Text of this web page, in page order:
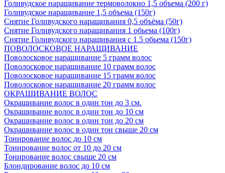
Голивудское наращивание термоволокно 1,5 объема (200 г)
Голивудское наращивание 1,5 объема (150г)
Снятие Голивудского наращивания 0,5 объёма (50г)
Снятие Голивудского наращивания 1 обьема (100г)
Снятие Голивудского наращивания с 1.5 обьема (150г)
ПОВОЛОСКОВОЕ НАРАЩИВАНИЕ
Поволосковое наращивание 5 грамм волос
Поволосковое наращивание 10 грамм волос
Поволосковое наращивание 15 грамм волос
Поволосковое наращивание 20 грамм волос
ОКРАШИВАНИЕ ВОЛОС
Окрашивание волос в один тон до 3 см.
Окрашивание волос в один тон до 10 см
Окрашивание волос в один тон до 20 см
Окрашивание волос в один тон свыше 20 см
Тонирование волос до 10 см
Тонирование волос от 10 до 20 см
Тонирование волос свыше 20 см
Блондирование волос до 10 см